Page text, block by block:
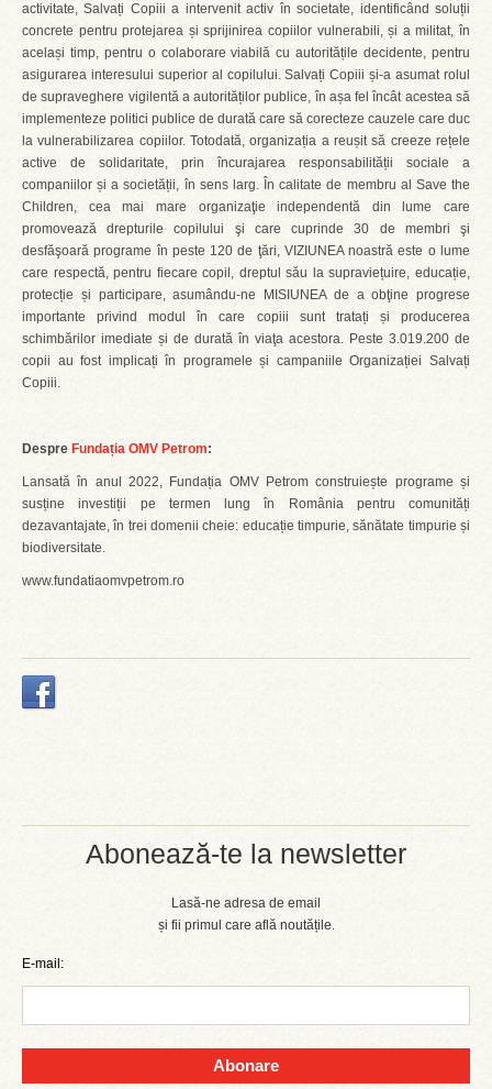
Abonează-te la newsletter
Lasă-ne adresa de email
și fii primul care află noutățile.
E-mail:
Abonare
activitate, Salvați Copiii a intervenit activ în societate, identificând soluții
concrete pentru protejarea și sprijinirea copiilor vulnerabili, și a militat, în
același timp, pentru o colaborare viabilă cu autoritățile decidente, pentru
asigurarea interesului superior al copilului. Salvați Copiii și-a asumat rolul
de supraveghere vigilentă a autorităților publice, în așa fel încât acestea să
implementeze politici publice de durată care să corecteze cauzele care duc
la vulnerabilizarea copiilor. Totodată, organizația a reușit să creeze rețele
active de solidaritate, prin încurajarea responsabilității sociale a
companiilor și a societății, în sens larg. În calitate de membru al Save the
Children, cea mai mare organizaţie independentă din lume care
promovează drepturile copilului şi care cuprinde 30 de membri şi
desfăşoară programe în peste 120 de ţări, VIZIUNEA noastră este o lume
care respectă, pentru fiecare copil, dreptul său la supraviețuire, educație,
protecție și participare, asumându-ne MISIUNEA de a obţine progrese
importante privind modul în care copiii sunt tratați și producerea
schimbărilor imediate și de durată în viaţa acestora. Peste 3.019.200 de
copii au fost implicați în programele și campaniile Organizației Salvați
Copiii.
Despre Fundația OMV Petrom:
Lansată în anul 2022, Fundația OMV Petrom construiește programe și
susține investiții pe termen lung în România pentru comunități
dezavantajate, în trei domenii cheie: educație timpurie, sănătate timpurie și
biodiversitate.
www.fundatiaomvpetrom.ro